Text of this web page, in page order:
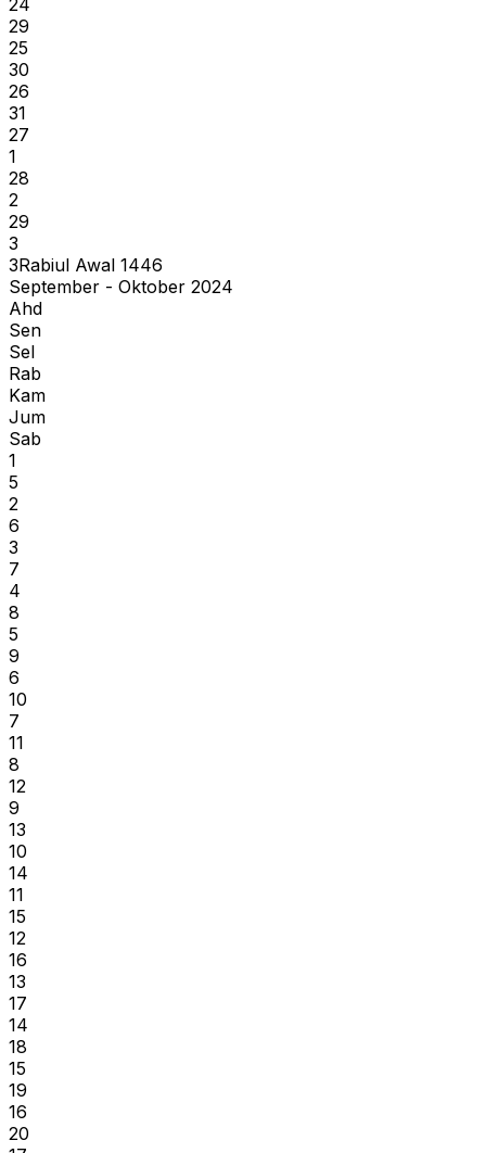
29
25
30
26
31
27
1
28
2
29
3
3Rabiul Awal 1446
September - Oktober 2024
Ahd
Sen
Sel
Rab
Kam
Jum
Sab
1
5
2
6
3
7
4
8
5
9
6
10
7
11
8
12
9
13
10
14
11
15
12
16
13
17
14
18
15
19
16
20